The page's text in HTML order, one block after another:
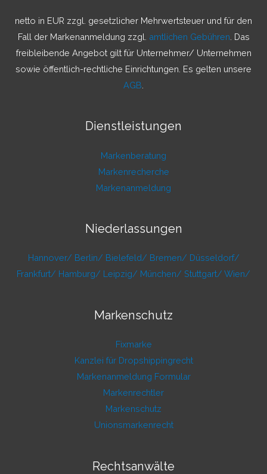
h
netto in EUR zzgl. gesetzlicher Mehrwertsteuer und für den
Fall der Markenanmeldung zzgl. amtlichen Gebühren . Das
freibleibende Angebot gilt für Unternehmer/ Unternehmen
sowie öffentlich-rechtliche Einrichtungen. Es gelten unsere
AGB
Dienstleistungen
Markenberatung
Markenrecherche
Markenanmeldung
Niederlassungen
Hannover/ Berlin/ Bielefeld/ Bremen/ Düsseldorf/
Frankfurt/ Hamburg/ Leipzig/ München/ Stuttgart/ Wien/
Markenschutz
Fixmarke
Kanzlei für Dropshippingrecht
Markenanmeldung Formular
Markenrechtler
Markenschutz
Unionsmarkenrecht
Rechtsanwälte